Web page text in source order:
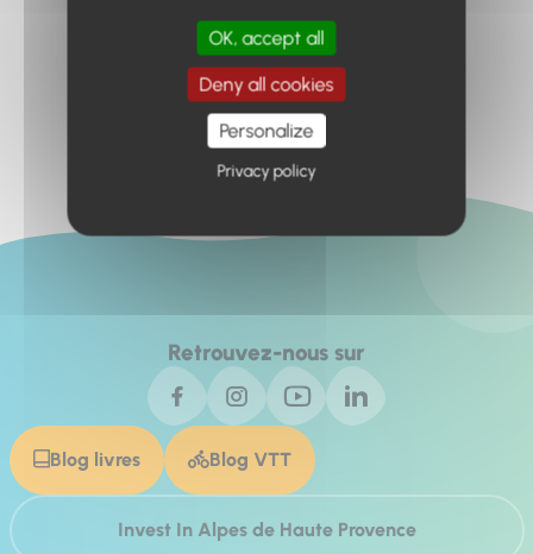
Retour à l'accueil
Retrouvez-nous sur
Blog livres Blog VTT
Invest In Alpes de Haute Provence
OK, accept all
Deny all cookies
Personalize
Privacy policy